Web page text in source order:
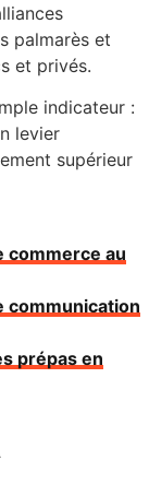
palmarès et
et privés.
indicateur :
levier
supérieur
commerce au
communication
prépas en